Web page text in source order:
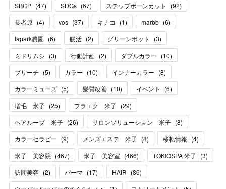
SBCP (47) SDGs (67) ステップボーンカット (92)
長者原 (4) vos (37) キナコ (1) marbb (6)
lapark農園 (6) 腸活 (2) グリーンポット (3)
ミドリムシ (3) 行動計画 (2) ダブルカラー (10)
ブリーチ (5) カラー (10) インナーカラー (8)
カラーミューズ (5) 髪質改善 (10) イベント (6)
増毛 米子 (25) フラエク 米子 (29)
ヘアループ 米子 (26) サロンソリューション 米子 (8)
カラーセラピー (9) メンズエステ 米子 (8) 移転情報 (4)
米子 美容院 (467) 米子 美容室 (466) TOKIOSPA 米子 (3)
訪問美容 (2) パーマ (17) HAIR (86)